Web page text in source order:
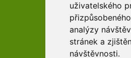
uživatelského
analýzy
stránek a
návštěvnosti.